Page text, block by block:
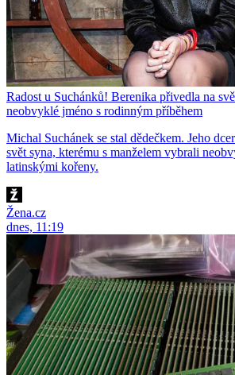
Radost u Suchánků! Berenika přivedla na
neobvyklé jméno s rodinným příběhem
Michal Suchánek se stal dědečkem. Jeho
svět syna, kterému s manželem vybrali
latinskými kořeny.
Žena.cz
dnes, 11:19